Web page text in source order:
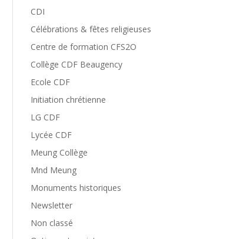
CDI
Célébrations & fêtes religieuses
Centre de formation CFS2O
Collège CDF Beaugency
Ecole CDF
Initiation chrétienne
LG CDF
Lycée CDF
Meung Collège
Mnd Meung
Monuments historiques
Newsletter
Non classé